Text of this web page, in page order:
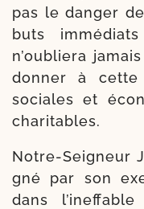
pas le dan­ger
buts
n’oubliera
don­ner à
sociales et
charitables.
Notre-​Seigneur
gné par son
dans